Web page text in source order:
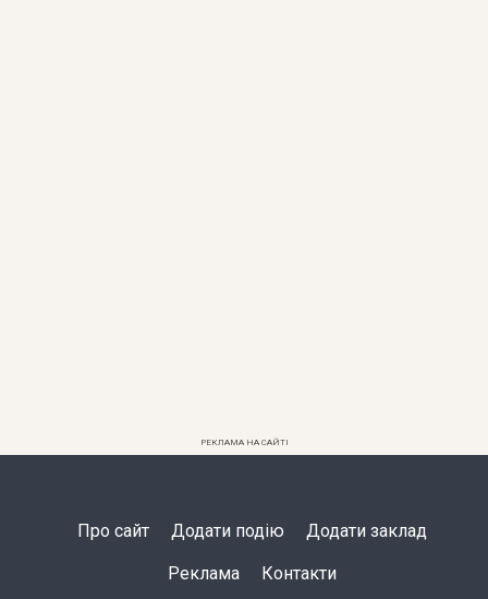
РЕКЛАМА НА САЙТІ
Про сайт Додати подію Додати заклад
Реклама Контакти